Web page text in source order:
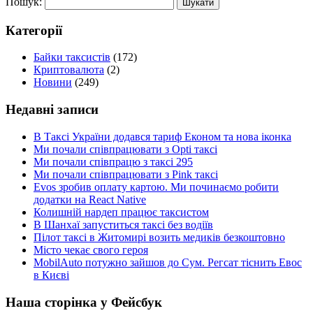
Категорії
Байки таксистів (172)
Криптовалюта (2)
Новини (249)
Недавні записи
В Таксі України додався тариф Економ та нова іконка
Ми почали співпрацювати з Opti таксі
Ми почали співпрацю з таксі 295
Ми почали співпрацювати з Pink таксі
Evos зробив оплату картою. Ми починаємо робити
додатки на React Native
Колишній нардеп працює таксистом
В Шанхаї запуститься таксі без водіїв
Пілот таксі в Житомирі возить медиків безкоштовно
Місто чекає свого героя
MobilAuto потужно зайшов до Сум. Регсат тіснить Евос
в Києві
Наша сторінка у Фейсбук